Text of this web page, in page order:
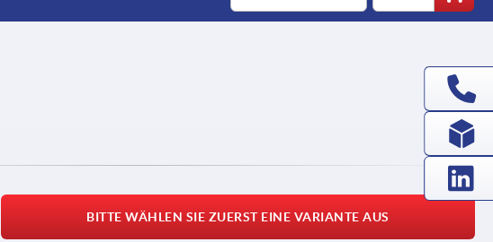
BITTE WÄHLEN SIE ZUERST EINE VARIANTE AUS